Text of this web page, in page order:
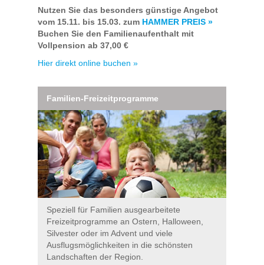
Nutzen Sie das besonders günstige Angebot
vom 15.11. bis 15.03. zum HAMMER PREIS »
Buchen Sie den Familienaufenthalt mit
Vollpension ab 37,00 €
Hier direkt online buchen »
Familien-Freizeitprogramme
Speziell für Familien ausgearbeitete
Freizeitprogramme an Ostern, Halloween,
Silvester oder im Advent und viele
Ausflugsmöglichkeiten in die schönsten
Landschaften der Region.